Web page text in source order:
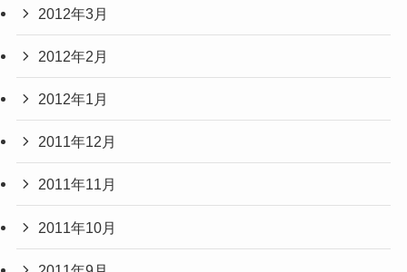
2012年3月
2012年2月
2012年1月
2011年12月
2011年11月
2011年10月